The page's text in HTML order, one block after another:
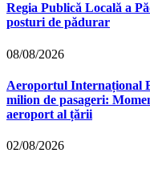
Regia Publică Locală a
posturi de pădurar
08/08/2026
Aeroportul Internațional
milion de pasageri:
aeroport al țării
02/08/2026